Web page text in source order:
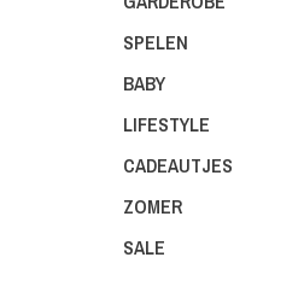
SPELEN
BABY
LIFESTYLE
CADEAUTJES
ZOMER
SALE